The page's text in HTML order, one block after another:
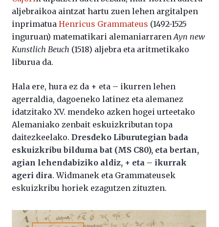
aljebraikoa aintzat hartu zuen lehen argitalpen
inprimatua Henricus Grammateus (1492-1525
inguruan) matematikari alemaniarraren Ayn new
Kunstlich Beuch (1518) aljebra eta aritmetikako
liburua da.
Hala ere, hura ez da + eta – ikurren lehen
agerraldia, dagoeneko latinez eta alemanez
idatzitako XV. mendeko azken hogei urteetako
Alemaniako zenbait eskuizkributan topa
daitezkeelako. Dresdeko Liburutegian bada
eskuizkribu bilduma bat (MS C80), eta bertan,
agian lehendabiziko aldiz, + eta – ikurrak
ageri dira. Widmanek eta Grammateusek
eskuizkribu horiek ezagutzen zituzten.